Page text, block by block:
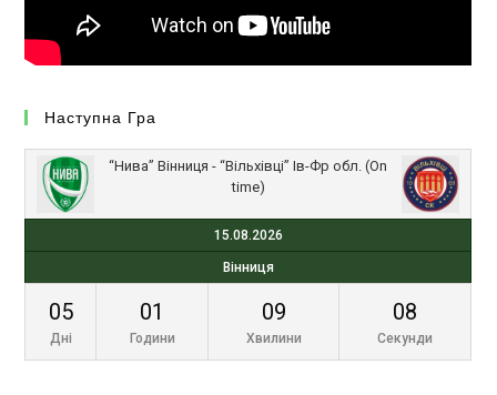
Наступна Гра
“Нива” Вінниця - “Вільхівці” Ів-Фр обл. (On
time)
15.08.2026
Вінниця
05
Дні
01
Години
09
Хвилини
08
Секунди